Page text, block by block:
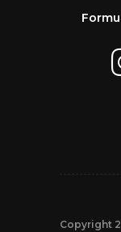
Copyright